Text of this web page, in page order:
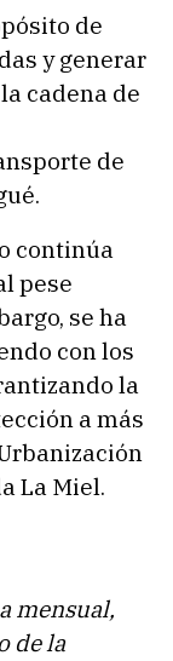
de
y generar
cadena de
de
continúa
pese
se ha
con los
la
a más
La Miel.
mensual,
de la